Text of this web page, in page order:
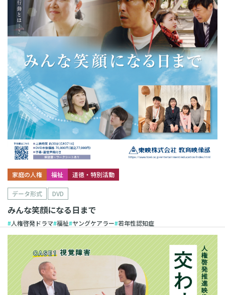
家庭の人権 福祉 道徳・特別活動
データ形式 DVD
みんな笑顔になる日まで
人権啓発ドラマ 福祉 ヤングケアラー 若年性認知症